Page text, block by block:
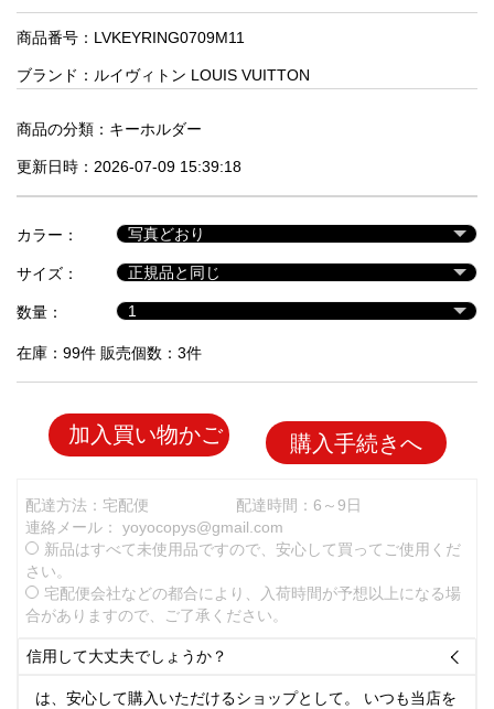
人
気
商
セ
ル
品
商品番号：LVKEYRING0709M11
ブランド： ルイヴィトン LOUIS VUITTON
商品の分類： キーホルダー
更新日時：2026-07-09 15:39:18
カラー：
サイズ：
数量：
在庫：99件 販売個数：3件
加入買い物かご 購入手続きへ
配達方法：宅配便
配達時間：6～9日
連絡メール： yoyocopys@gmail.com
新品はすべて未使用品ですので、安心して買ってご使用くだ
さい。
宅配便会社などの都合により、入荷時間が予想以上になる場
合がありますので、ご了承ください。
信用して大丈夫でしょうか？ 
は、安心して購入いただけるショップとして。 いつも当店を